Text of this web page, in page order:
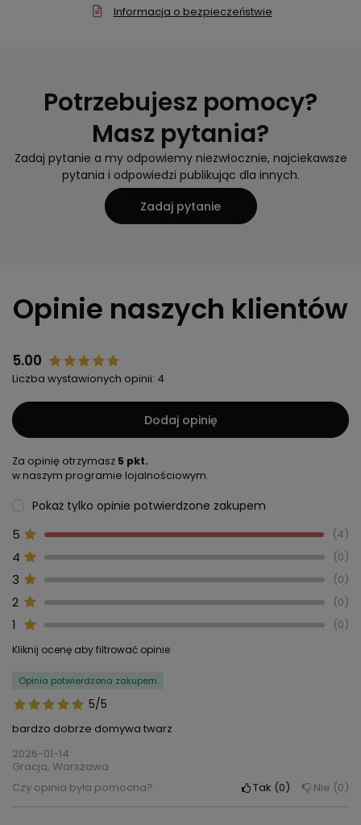
Informacja o bezpieczeństwie
Potrzebujesz pomocy?
Masz pytania?
Zadaj pytanie a my odpowiemy niezwłocznie, najciekawsze
pytania i odpowiedzi publikując dla innych.
Zadaj pytanie
Opinie naszych klientów
5.00
Liczba wystawionych opinii: 4
Dodaj opinię
Za opinię otrzymasz 5 pkt.
w naszym programie lojalnościowym.
Pokaż tylko opinie potwierdzone zakupem
5 4
4 0
3 0
2 0
1 0
Kliknij ocenę aby filtrować opinie
5/5
Opinia potwierdzona zakupem
bardzo dobrze domywa twarz
2026-01-14
Gracja, Warszawa
Czy opinia była pomocna?
Tak 0 Nie 0